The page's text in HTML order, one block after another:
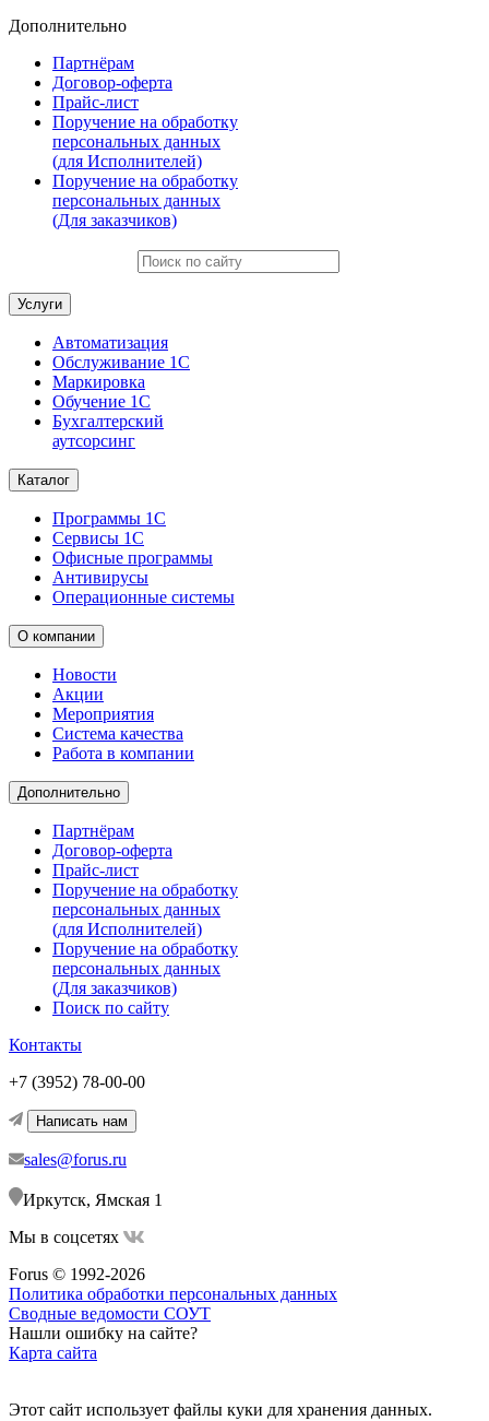
Дополнительно
Партнёрам
Договор-оферта
Прайс-лист
Поручение на обработку
персональных данных
(для Исполнителей)
Поручение на обработку
персональных данных
(Для заказчиков)
Услуги
Автоматизация
Обслуживание 1С
Маркировка
Обучение 1С
Бухгалтерский
аутсорсинг
Каталог
Программы 1С
Сервисы 1С
Офисные программы
Антивирусы
Операционные системы
О компании
Новости
Акции
Мероприятия
Система качества
Работа в компании
Дополнительно
Партнёрам
Договор-оферта
Прайс-лист
Поручение на обработку
персональных данных
(для Исполнителей)
Поручение на обработку
персональных данных
(Для заказчиков)
Поиск по сайту
Контакты
+7 (3952) 78-00-00
Написать нам
sales@forus.ru
Иркутск, Ямская 1
Мы в соцсетях
Forus © 1992-2026
Политика обработки персональных данных
Сводные ведомости СОУТ
Нашли ошибку на сайте?
Карта сайта
Этот сайт использует файлы куки для хранения данных.